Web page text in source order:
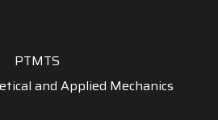
PTMTS
and Applied Mechanics